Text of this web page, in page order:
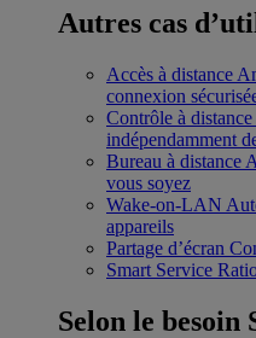
Autres cas
Accès à distance
connexion
Contrôle à distance
indépendamment
Bureau à distance
vous soyez
Wake-on-LAN
appareils
Partage d’écran
Smart Service
Selon le besoin